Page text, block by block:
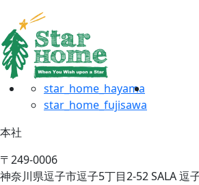
star_home_hayama
star_home_fujisawa
本社
〒249-0006
神奈川県逗子市逗子5丁目2-52 SALA 逗